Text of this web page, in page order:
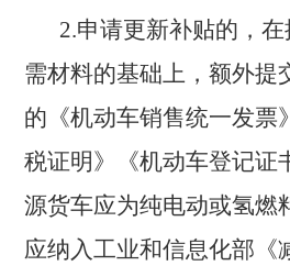
2.申请更新补贴的，
需材料的基础上，额外提
的《机动车销售统一发票
税证明》《机动车登记证
源货车应为纯电动或氢燃
应纳入工业和信息化部《